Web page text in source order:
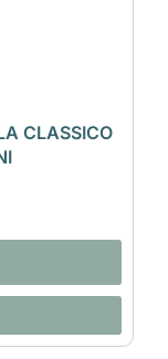
CLASSICO